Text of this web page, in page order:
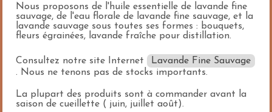
Nous proposons de l'huile essentielle de lavande fine
sauvage, de l'eau florale de lavande fine sauvage, et la
lavande sauvage sous toutes ses formes : bouquets,
fleurs égrainées, lavande fraîche pour distillation.
Consultez notre site Internet
Lavande Fine Sauvage
. Nous ne tenons pas de stocks importants.
La plupart des produits sont à commander avant la
saison de cueillette ( juin, juillet août).